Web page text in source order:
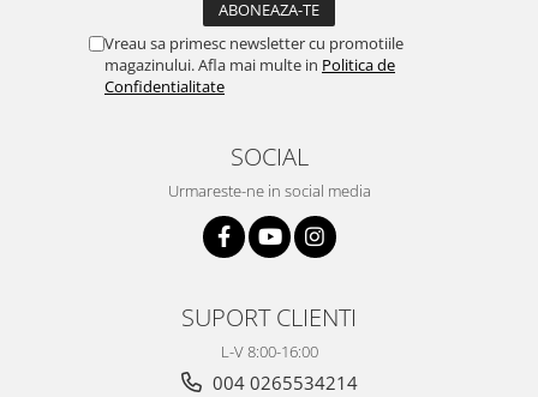
Vreau sa primesc newsletter cu promotiile
magazinului. Afla mai multe in Politica de
Confidentialitate
SOCIAL
Urmareste-ne in social media
SUPORT CLIENTI
L-V 8:00-16:00
004 0265534214